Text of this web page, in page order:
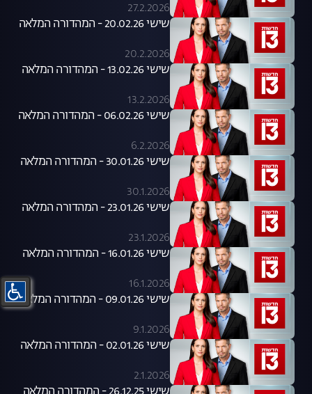
27.2.2026
שישי 20.02.26 - המהדורה המלאה
20.2.2026
שישי 13.02.26 - המהדורה המלאה
13.2.2026
שישי 06.02.26 - המהדורה המלאה
6.2.2026
שישי 30.01.26 - המהדורה המלאה
30.1.2026
שישי 23.01.26 - המהדורה המלאה
23.1.2026
שישי 16.01.26 - המהדורה המלאה
16.1.2026
שישי 09.01.26 - המהדורה המלאה
9.1.2026
שישי 02.01.26 - המהדורה המלאה
2.1.2026